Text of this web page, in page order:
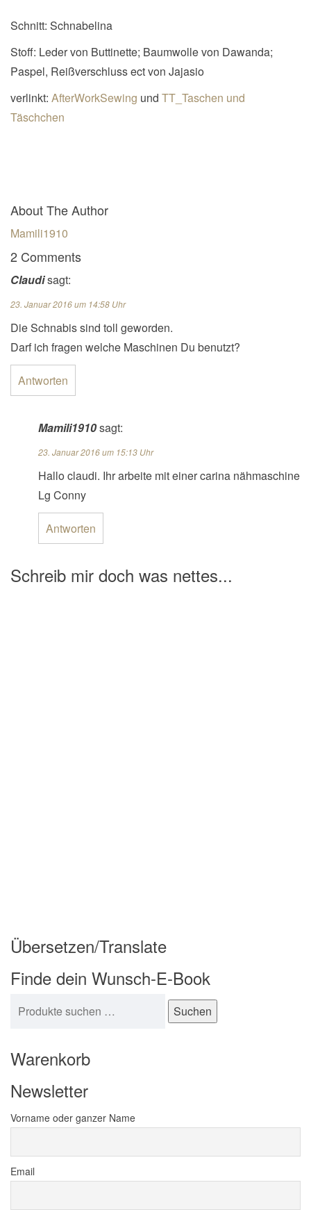
Schnitt: Schnabelina
Stoff: Leder von Buttinette; Baumwolle von Dawanda;
Paspel, Reißverschluss ect von Jajasio
verlinkt: AfterWorkSewing und TT_Taschen und
Täschchen
About The Author
Mamili1910
2 Comments
Claudisagt:
23. Januar 2016 um 14:58 Uhr
Die Schnabis sind toll geworden.
Darf ich fragen welche Maschinen Du benutzt?
Antworten
Mamili1910sagt:
23. Januar 2016 um 15:13 Uhr
Hallo claudi. Ihr arbeite mit einer carina nähmaschine
Lg Conny
Antworten
Schreib mir doch was nettes...
Übersetzen/Translate
Finde dein Wunsch-E-Book
Suchen
Warenkorb
Newsletter
Vorname oder ganzer Name
Email